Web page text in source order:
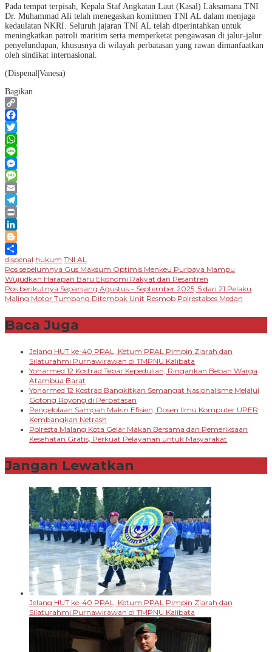
Pada tempat terpisah, Kepala Staf Angkatan Laut (Kasal) Laksamana TNI
Dr. Muhammad Ali telah menegaskan komitmen TNI AL dalam menjaga
kedaulatan NKRI. Seluruh jajaran TNI AL telah diperintahkan untuk
meningkatkan patroli maritim serta memperketat pengawasan di jalur-jalur
penyelundupan, khususnya di wilayah perbatasan yang rawan dimanfaatkan
oleh sindikat internasional.
(Dispenal|Vanesa)
Bagikan
Copy
Link
Facebook
Twitter
WhatsApp
Line
Messenger
Message
Email
Telegram
Print
LinkedIn
Blogger
Share
dispenal hukum TNI AL
Navigasi
pos
Pos sebelumnya Gus Maksum Optimis Menkeu Purbaya Mampu
Wujudkan Harapan Baru Ekonomi Rakyat dan Pesantren
Pos berikutnya Sepanjang Agustus – September 2025, 5 dari 21 Pelaku
Maling Motor Tumbang Ditembak Unit Resmob Polrestabes Medan
Baca Juga
Jelang HUT ke-40 PPAL, Ketum PPAL Pimpin Ziarah dan
Silaturahmi Purnawirawan di TMPNU Kalibata
Yonarmed 12 Kostrad Tebar Kepedulian, Ringankan Beban Warga
Atambua Barat
Yonarmed 12 Kostrad Bangkitkan Semangat Nasionalisme Melalui
Gotong Royong di Perbatasan
Pengelolaan Sampah Makin Efisien, Dosen Ilmu Komputer UPER
Kembangkan Netrash
Polresta Malang Kota Gelar Makan Bersama dan Pemeriksaan
Kesehatan Gratis, Perkuat Pelayanan untuk Masyarakat
Jangan Lewatkan
Jelang HUT ke-40 PPAL, Ketum PPAL Pimpin Ziarah dan
Silaturahmi Purnawirawan di TMPNU Kalibata